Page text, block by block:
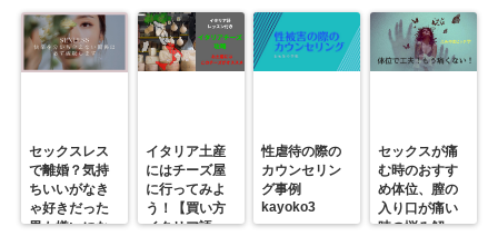
セックスレス
で離婚？気持
ちいいがなき
ゃ好きだった
男も嫌いにな
イタリア土産
にはチーズ屋
に行ってみよ
う！【買い方
イタリア語
性虐待の際の
カウンセリン
グ事例
kayoko3
セックスが痛
む時のおすす
め体位、膣の
入り口が痛い
時の悩み解